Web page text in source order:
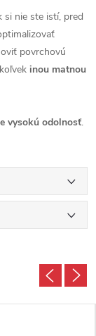
si nie ste istí, pred
povrchovú
inou matnou
vysokú odolnosť.